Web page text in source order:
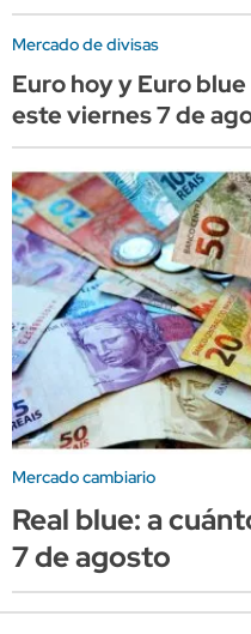
Mercado de divisas
Euro hoy y Euro
este viernes 7 de
Mercado cambiario
Real blue: a
7 de agosto